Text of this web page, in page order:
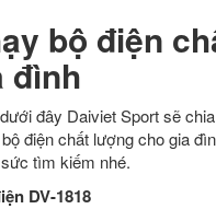
bộ điện
đình
đây Daiviet Sport sẽ
điện chất lượng cho gia
tìm kiếm nhé.
DV-1818